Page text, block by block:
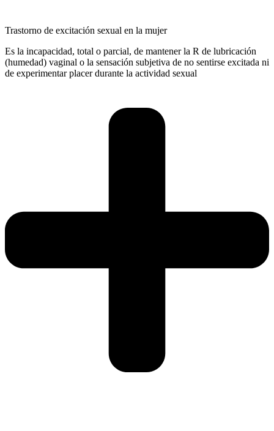
Trastorno de excitación sexual en la mujer
Es la incapacidad, total o parcial, de mantener la R de lubricación
(humedad) vaginal o la sensación subjetiva de no sentirse excitada ni
de experimentar placer durante la actividad sexual